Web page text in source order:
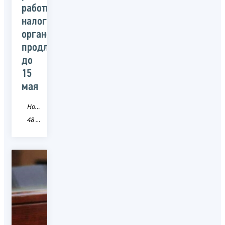
работы
налоговых
органов
продлен
до
15
мая
Новость
48 Липецкая область